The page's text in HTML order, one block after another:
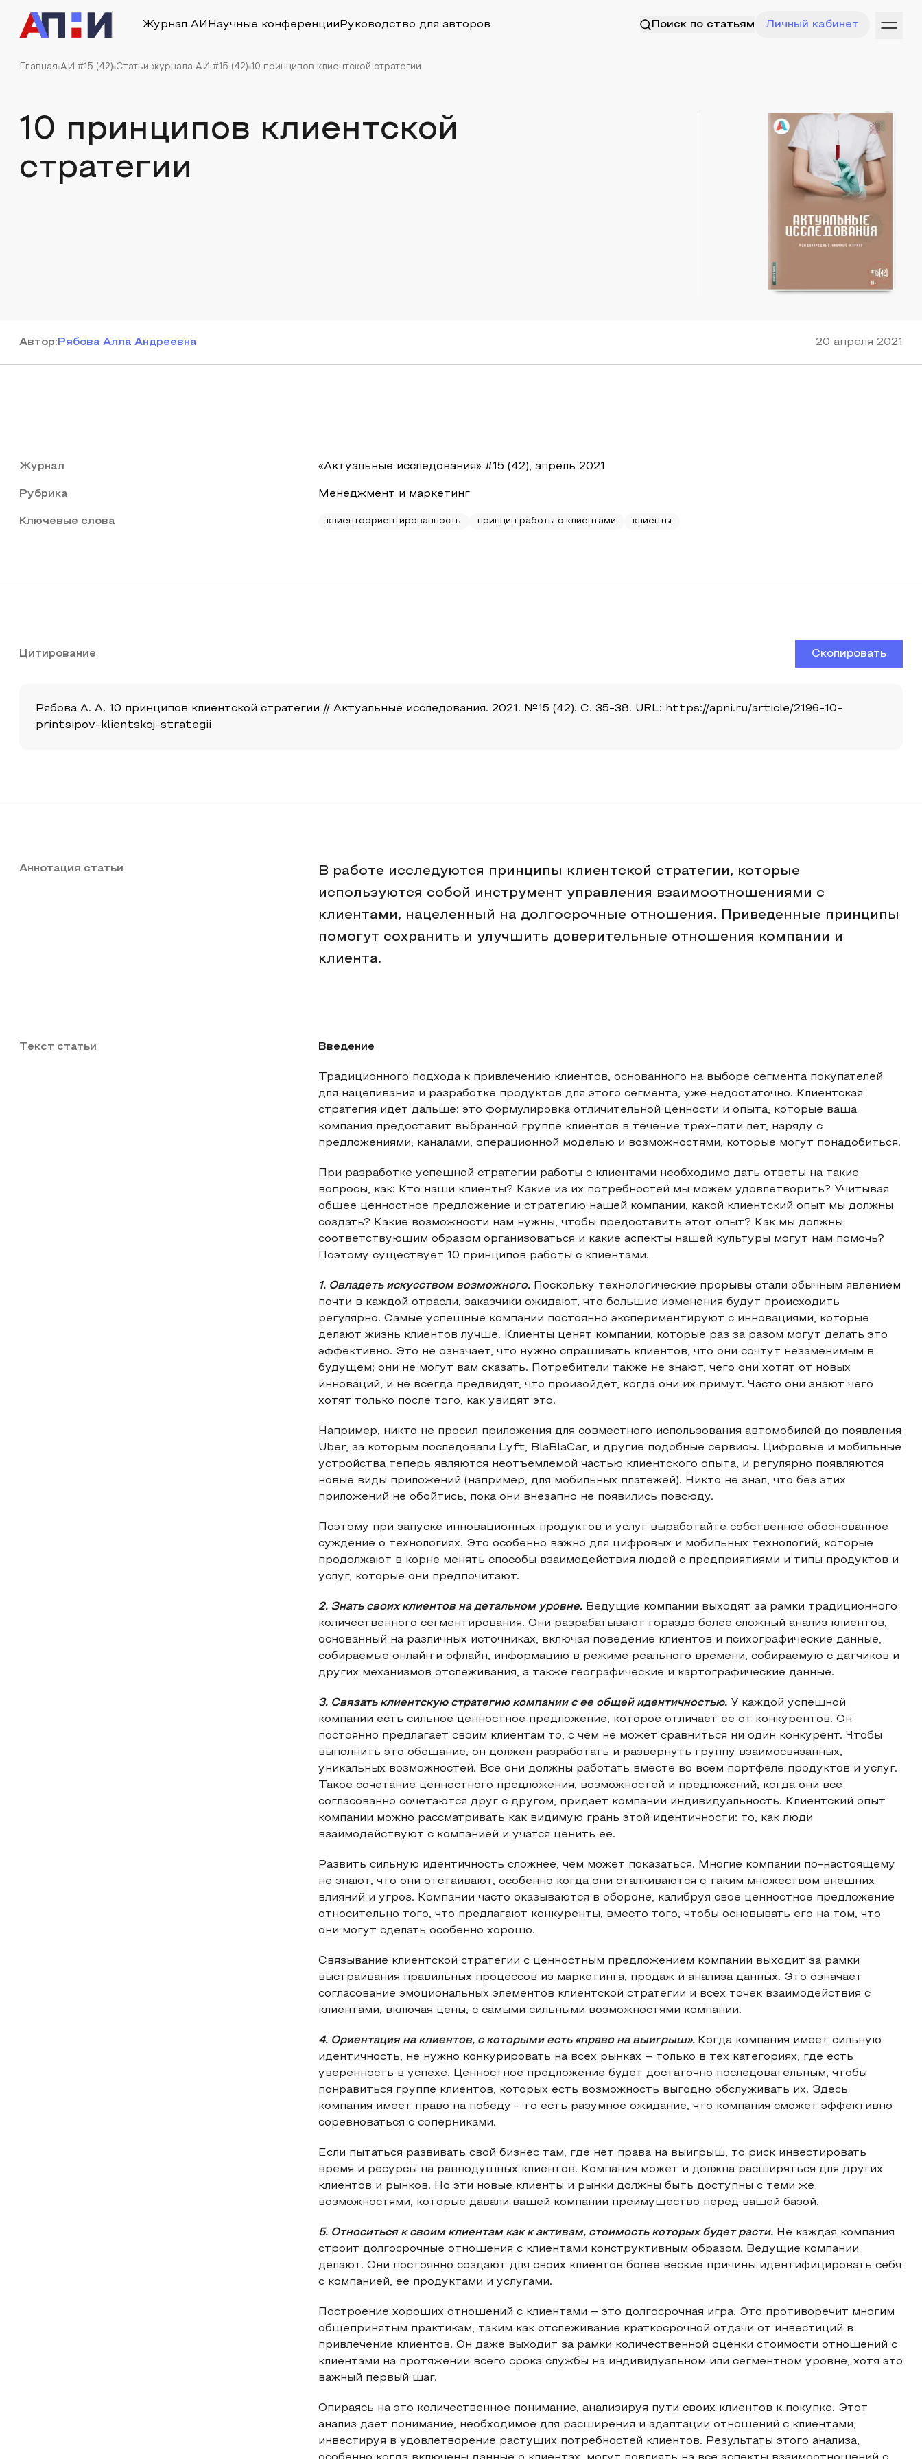
Журнал АИ Научные конференции Руководство для авторов Поиск по статьям Личный кабинет
Главная АИ #15 (42) Статьи журнала АИ #15 (42) 10 принципов клиентской стратегии
10 принципов клиентской
стратегии
Автор: Рябова Алла Андреевна 20 апреля 2021
Журнал «Актуальные исследования» #15 (42), апрель 2021
Рубрика Менеджмент и маркетинг
Ключевые слова клиентоориентированность принцип работы с клиентами клиенты
Цитирование Скопировать
Рябова А. А. 10 принципов клиентской стратегии // Актуальные исследования. 2021. №15 (42). С. 35-38. URL: https://apni.ru/article/2196-10-
printsipov-klientskoj-strategii
Аннотация статьи
В работе исследуются принципы клиентской стратегии, которые
используются собой инструмент управления взаимоотношениями с
клиентами, нацеленный на долгосрочные отношения. Приведенные принципы
помогут сохранить и улучшить доверительные отношения компании и
клиента.
Текст статьи Введение
Традиционного подхода к привлечению клиентов, основанного на выборе сегмента покупателей
для нацеливания и разработке продуктов для этого сегмента, уже недостаточно. Клиентская
стратегия идет дальше: это формулировка отличительной ценности и опыта, которые ваша
компания предоставит выбранной группе клиентов в течение трех-пяти лет, наряду с
предложениями, каналами, операционной моделью и возможностями, которые могут понадобиться.
При разработке успешной стратегии работы с клиентами необходимо дать ответы на такие
вопросы, как: Кто наши клиенты? Какие из их потребностей мы можем удовлетворить? Учитывая
общее ценностное предложение и стратегию нашей компании, какой клиентский опыт мы должны
создать? Какие возможности нам нужны, чтобы предоставить этот опыт? Как мы должны
соответствующим образом организоваться и какие аспекты нашей культуры могут нам помочь?
Поэтому существует 10 принципов работы с клиентами.
1. Овладеть искусством возможного. Поскольку технологические прорывы стали обычным явлением
почти в каждой отрасли, заказчики ожидают, что большие изменения будут происходить
регулярно. Самые успешные компании постоянно экспериментируют с инновациями, которые
делают жизнь клиентов лучше. Клиенты ценят компании, которые раз за разом могут делать это
эффективно. Это не означает, что нужно спрашивать клиентов, что они сочтут незаменимым в
будущем; они не могут вам сказать. Потребители также не знают, чего они хотят от новых
инноваций, и не всегда предвидят, что произойдет, когда они их примут. Часто они знают чего
хотят только после того, как увидят это.
Например, никто не просил приложения для совместного использования автомобилей до появления
Uber, за которым последовали Lyft, BlaBlaCar, и другие подобные сервисы. Цифровые и мобильные
устройства теперь являются неотъемлемой частью клиентского опыта, и регулярно появляются
новые виды приложений (например, для мобильных платежей). Никто не знал, что без этих
приложений не обойтись, пока они внезапно не появились повсюду.
Поэтому при запуске инновационных продуктов и услуг выработайте собственное обоснованное
суждение о технологиях. Это особенно важно для цифровых и мобильных технологий, которые
продолжают в корне менять способы взаимодействия людей с предприятиями и типы продуктов и
услуг, которые они предпочитают.
2. Знать своих клиентов на детальном уровне. Ведущие компании выходят за рамки традиционного
количественного сегментирования. Они разрабатывают гораздо более сложный анализ клиентов,
основанный на различных источниках, включая поведение клиентов и психографические данные,
собираемые онлайн и офлайн, информацию в режиме реального времени, собираемую с датчиков и
других механизмов отслеживания, а также географические и картографические данные.
3. Связать клиентскую стратегию компании с ее общей идентичностью. У каждой успешной
компании есть сильное ценностное предложение, которое отличает ее от конкурентов. Он
постоянно предлагает своим клиентам то, с чем не может сравниться ни один конкурент. Чтобы
выполнить это обещание, он должен разработать и развернуть группу взаимосвязанных,
уникальных возможностей. Все они должны работать вместе во всем портфеле продуктов и услуг.
Такое сочетание ценностного предложения, возможностей и предложений, когда они все
согласованно сочетаются друг с другом, придает компании индивидуальность. Клиентский опыт
компании можно рассматривать как видимую грань этой идентичности: то, как люди
взаимодействуют с компанией и учатся ценить ее.
Развить сильную идентичность сложнее, чем может показаться. Многие компании по-настоящему
не знают, что они отстаивают, особенно когда они сталкиваются с таким множеством внешних
влияний и угроз. Компании часто оказываются в обороне, калибруя свое ценностное предложение
относительно того, что предлагают конкуренты, вместо того, чтобы основывать его на том, что
они могут сделать особенно хорошо.
Связывание клиентской стратегии с ценностным предложением компании выходит за рамки
выстраивания правильных процессов из маркетинга, продаж и анализа данных. Это означает
согласование эмоциональных элементов клиентской стратегии и всех точек взаимодействия с
клиентами, включая цены, с самыми сильными возможностями компании.
4. Ориентация на клиентов, с которыми есть «право на выигрыш». Когда компания имеет сильную
идентичность, не нужно конкурировать на всех рынках – только в тех категориях, где есть
уверенность в успехе. Ценностное предложение будет достаточно последовательным, чтобы
понравиться группе клиентов, которых есть возможность выгодно обслуживать их. Здесь
компания имеет право на победу - то есть разумное ожидание, что компания сможет эффективно
соревноваться с соперниками.
Если пытаться развивать свой бизнес там, где нет права на выигрыш, то риск инвестировать
время и ресурсы на равнодушных клиентов. Компания может и должна расширяться для других
клиентов и рынков. Но эти новые клиенты и рынки должны быть доступны с теми же
возможностями, которые давали вашей компании преимущество перед вашей базой.
5. Относиться к своим клиентам как к активам, стоимость которых будет расти. Не каждая компания
строит долгосрочные отношения с клиентами конструктивным образом. Ведущие компании
делают. Они постоянно создают для своих клиентов более веские причины идентифицировать себя
с компанией, ее продуктами и услугами.
Построение хороших отношений с клиентами – это долгосрочная игра. Это противоречит многим
общепринятым практикам, таким как отслеживание краткосрочной отдачи от инвестиций в
привлечение клиентов. Он даже выходит за рамки количественной оценки стоимости отношений с
клиентами на протяжении всего срока службы на индивидуальном или сегментном уровне, хотя это
важный первый шаг.
Опираясь на это количественное понимание, анализируя пути своих клиентов к покупке. Этот
анализ дает понимание, необходимое для расширения и адаптации отношений с клиентами,
инвестируя в удовлетворение растущих потребностей клиентов. Результаты этого анализа,